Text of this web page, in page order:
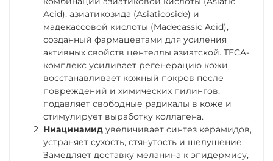
Acid), азиатикозида (Asiaticoside) и
мадекассовой кислоты (Madecassic Acid),
созданный фармацевтами для усиления
активных свойств центеллы азиатской. TECA-
комплекс усиливает регенерацию кожи,
восстанавливает кожный покров после
повреждений и химических пилингов,
подавляет свободные радикалы в коже и
стимулирует выработку коллагена.
Ниацинамид увеличивает синтез керамидов,
устраняет сухость, стянутость и шелушение.
Замедляет доставку меланина к эпидермису,